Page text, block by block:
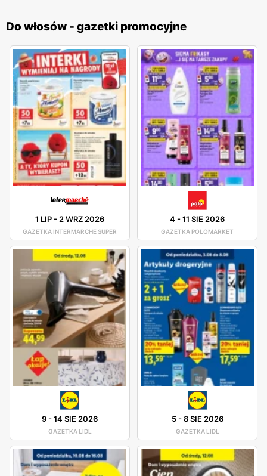
Do włosów - gazetki promocyjne
1 LIP- 2 WRZ 2026
GAZETKA INTERMARCHE SUPER
4 -11 SIE 2026
GAZETKA POLOMARKET
9-14 SIE 2026
GAZETKA LIDL
5-8 SIE 2026
GAZETKA LIDL